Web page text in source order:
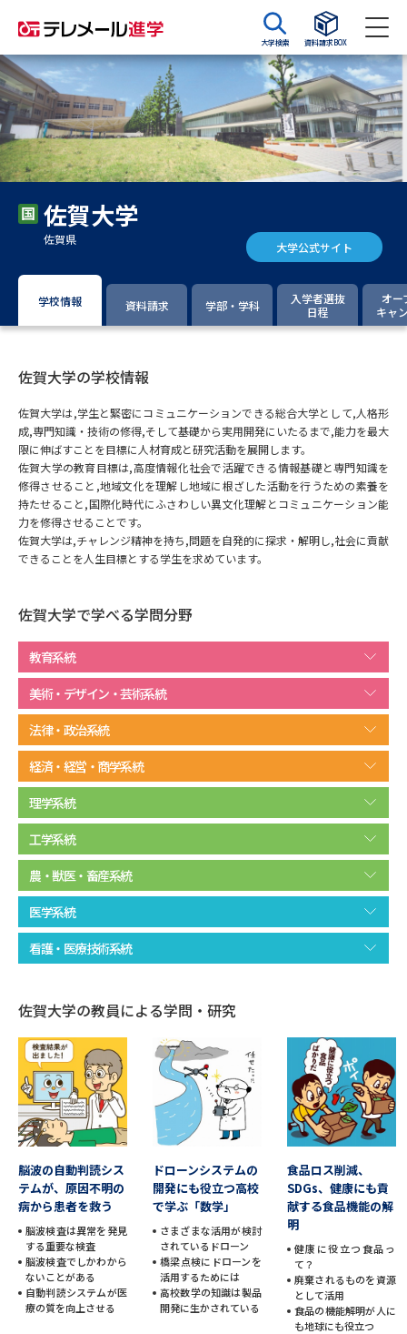
大学検索 資料請求BOX
資料請求 資料検索
大学・短大の資料種類から請求
大学パンフ
集要項＆願書
大学入学共通テスト利用選抜の
専門学校の資料請求 大学院の資料請求
留学・進学関連、塾・予備校
大学入学共通テスト「受験案
内」の請求
大学入学共通テスト「受験上の
配慮案内」の請求
高等学校卒業程度認定試験
幼稚園教員資格認定試験 小学校教員資格認定試験
試験
大学研究 大学検索
大学で学べる内容や特徴を調べる
新増設大学・学部・学科特集
国際・グローバルに強い大学特
データサイエンス特集 奨学金・特待生制度特集
デジタルパンフレット
新学年スタート号特集ページ
（高3生用）
新学年スタート号特集ページ
（高2生用）
SELFBRAND特集ページ
オープンキャンパスなどを調べる
オープンキャンパス検索 実施プログラムから探す
来場型・Web型イベント特集
受験準備 資料検索
志望校・出願校を調べる
佐賀大学
佐賀県 大学公式サイト
学校情報 資料請求 学部・学科
入学者選抜
日程
オー
キャ
佐賀大学の学校情報
佐賀大学は,学生と緊密にコミュニケーションできる総合大学として,人格形
成,専門知識・技術の修得,そして基礎から実用開発にいたるまで,能力を最大
限に伸ばすことを目標に人材育成と研究活動を展開します。
佐賀大学の教育目標は,高度情報化社会で活躍できる情報基礎と専門知識を
修得させること,地域文化を理解し地域に根ざした活動を行うための素養を
持たせること,国際化時代にふさわしい異文化理解とコミュニケーション能
力を修得させることです。
佐賀大学は,チャレンジ精神を持ち,問題を自発的に探求・解明し,社会に貢献
できることを人生目標とする学生を求めています。
佐賀大学で学べる学問分野
教育系統
美術・デザイン・芸術系統
法律・政治系統
経済・経営・商学系統
理学系統
工学系統
農・獣医・畜産系統
医学系統
看護・医療技術系統
佐賀大学の教員による学問・研究
脳波の自動判読シス
テムが、原因不明の
病から患者を救う
脳波検査は異常を発見
する重要な検査
脳波検査でしかわから
ないことがある
自動判読システムが医
療の質を向上させる
ドローンシステムの
開発にも役立つ高校
で学ぶ「数学」
さまざまな活用が検討
されているドローン
橋梁点検にドローンを
活用するためには
高校数学の知識は製品
開発に生かされている
食品ロス削減、
SDGs、健康にも貢
献する食品機能の解
明
健康に役立つ食品っ
て？
廃棄されるものを資源
として活用
食品の機能解明が人に
も地球にも役立つ